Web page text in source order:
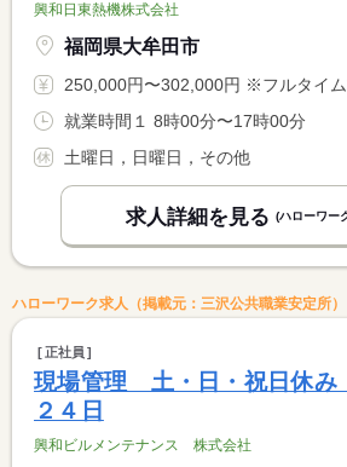
興和日東熱機株式会社
福岡県大牟田市
250,000円〜302,000円 ※フルタイム求人の場合は月額（換算額）、パート求人
就業時間１ 8時00分〜17時00分
土曜日，日曜日，その他
求人詳細を見る (ハローワー
ハローワーク求人（掲載元：三沢公共職業安定所）
正社員
現場管理 土・日・祝日休
２４日
興和ビルメンテナンス 株式会社